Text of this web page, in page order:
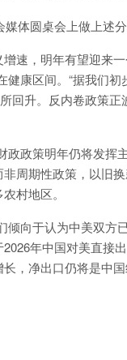
体圆桌会上做上述分
，明年有望迎来
康区间。“据我们
升。反内卷政策正
政策明年仍将发挥
周期性政策，以旧
村地区。
向于认为中美双方
年中国对美直接
，净出口仍将是中